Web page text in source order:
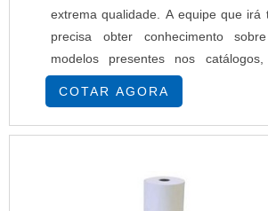
extrema qualidade. A equipe que irá
precisa obter conhecimento
modelos presentes nos catálogos,
saber detalhes sobre as
equipamentos antigos e novos.
importante fornecer a
COTAR AGORA